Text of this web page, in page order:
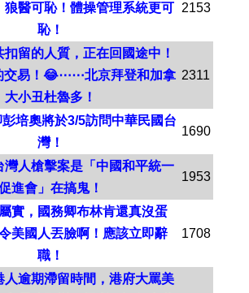
狼醫可恥！體操管理系統更可
恥！
2153
扣留的人質，正在回國途中！
交易！😂⋯⋯北京拜登和加拿
大小丑杜魯多！
2311
培奧將於3/5訪問中華民國台
灣！
1690
灣人槍擊案是「中國和平統一
進會」在搞鬼！
1953
實，國務卿布林肯還真沒蛋
美國人丟臉啊！應該立即辭
職！
1708
人逾期滯留時間，港府大罵美